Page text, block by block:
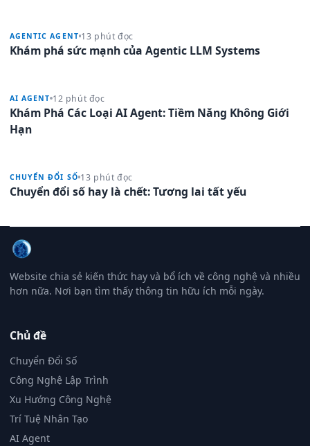
AGENTIC AGENT 13 phút đọc
Khám phá sức mạnh của Agentic LLM Systems
AI AGENT 12 phút đọc
Khám Phá Các Loại AI Agent: Tiềm Năng Không Giới
Hạn
CHUYỂN ĐỔI SỐ 13 phút đọc
Chuyển đổi số hay là chết: Tương lai tất yếu
Website chia sẻ kiến thức hay và bổ ích về công nghệ và nhiều
hơn nữa. Nơi bạn tìm thấy thông tin hữu ích mỗi ngày.
Chủ đề
Chuyển Đổi Số
Công Nghệ Lập Trình
Xu Hướng Công Nghệ
Trí Tuệ Nhân Tạo
AI Agent